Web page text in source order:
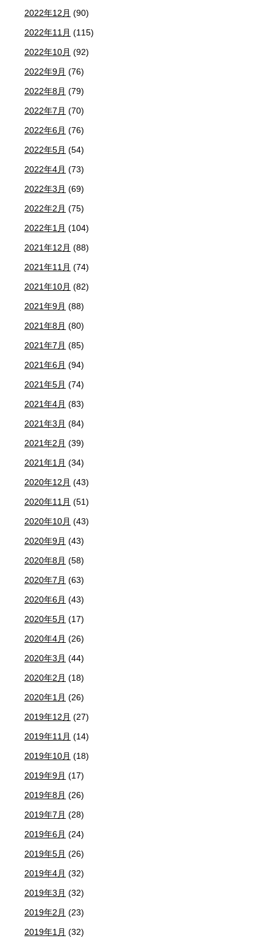
2022年12月 (90)
2022年11月 (115)
2022年10月 (92)
2022年9月 (76)
2022年8月 (79)
2022年7月 (70)
2022年6月 (76)
2022年5月 (54)
2022年4月 (73)
2022年3月 (69)
2022年2月 (75)
2022年1月 (104)
2021年12月 (88)
2021年11月 (74)
2021年10月 (82)
2021年9月 (88)
2021年8月 (80)
2021年7月 (85)
2021年6月 (94)
2021年5月 (74)
2021年4月 (83)
2021年3月 (84)
2021年2月 (39)
2021年1月 (34)
2020年12月 (43)
2020年11月 (51)
2020年10月 (43)
2020年9月 (43)
2020年8月 (58)
2020年7月 (63)
2020年6月 (43)
2020年5月 (17)
2020年4月 (26)
2020年3月 (44)
2020年2月 (18)
2020年1月 (26)
2019年12月 (27)
2019年11月 (14)
2019年10月 (18)
2019年9月 (17)
2019年8月 (26)
2019年7月 (28)
2019年6月 (24)
2019年5月 (26)
2019年4月 (32)
2019年3月 (32)
2019年2月 (23)
2019年1月 (32)